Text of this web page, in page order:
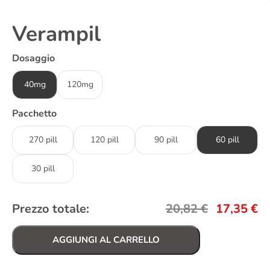
Verampil
Dosaggio
40mg 120mg
Pacchetto
270 pill 120 pill 90 pill 60 pill
30 pill
Prezzo totale: 20,82€ 17,35€
AGGIUNGI AL CARRELLO